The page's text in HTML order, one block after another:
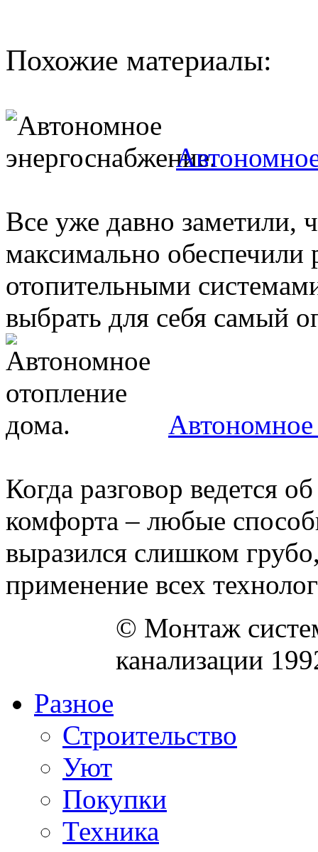
Похожие материалы:
Все уже давно заметили,
максимально
отопительными
выбрать для себя самый
Когда разговор ведется
комфорта – любые
выразился слишком
применение всех
© Монтаж
канализации
Разное
Строительство
Уют
Покупки
Техника